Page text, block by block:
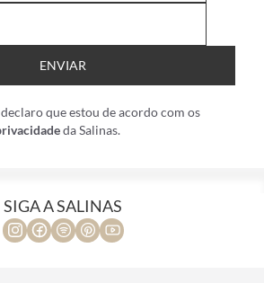
ENVIAR
que estou de acordo com os
da Salinas.
SIGA A SALINAS